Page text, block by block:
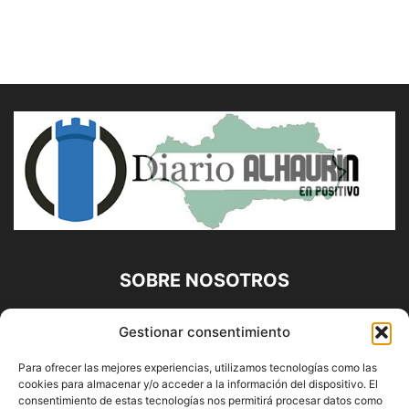
Gestionar consentimiento
Para ofrecer las mejores experiencias, utilizamos tecnologías como las
cookies para almacenar y/o acceder a la información del dispositivo. El
consentimiento de estas tecnologías nos permitirá procesar datos como
SOBRE NOSOTROS
Diario Alhaurín (www.alhaurindelatorre.com) Propiedad de
Francisco E. López López | 639 95 71 95 | Noticias de
Alhaurín de la Torre, Málaga y Provincia|
Contáctanos:info@alhaurindelatorre.com